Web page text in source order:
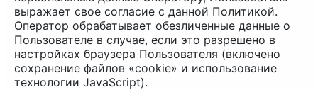
выражает свое согласие с данной Политикой.
Оператор обрабатывает обезличенные данные о
Пользователе в случае, если это разрешено в
настройках браузера Пользователя (включено
сохранение файлов «cookie» и использование
технологии JavaScript).